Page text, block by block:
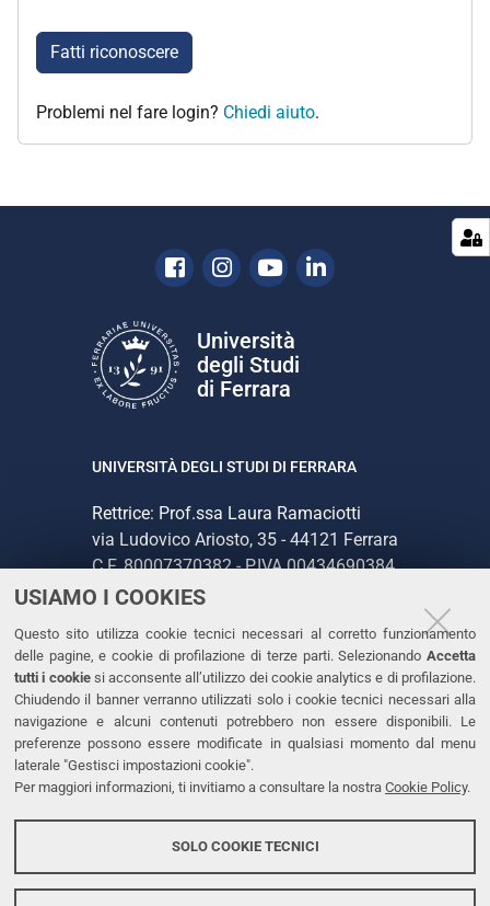
USIAMO I COOKIES
Questo sito utilizza cookie tecnici necessari al corretto funzionamento
delle pagine, e cookie di profilazione di terze parti. Selezionando Accetta
tutti i cookiesi acconsente all’utilizzo dei cookie analytics e di profilazione.
Chiudendo il banner verranno utilizzati solo i cookie tecnici necessari alla
navigazione e alcuni contenuti potrebbero non essere disponibili. Le
preferenze possono essere modificate in qualsiasi momento dal menu
laterale "Gestisci impostazioni cookie".
Per maggiori informazioni, ti invitiamo a consultare la nostra Cookie Policy.
SOLO COOKIE TECNICI
Fatti riconoscere
Problemi nel fare login? Chiedi aiuto.
Facebook
Instagram
YoutubeLinkedin
Università
degli Studi
di Ferrara
UNIVERSITÀ DEGLI STUDI DI FERRARA
Rettrice: Prof.ssa Laura Ramaciotti
via Ludovico Ariosto, 35 - 44121 Ferrara
C.F. 80007370382 - P.IVA 00434690384
CONTATTI
Tel. +39 0532 293111
Fax. +39 0532 293031
PEC
LINKS
Accessibilità
Protezione dati personali